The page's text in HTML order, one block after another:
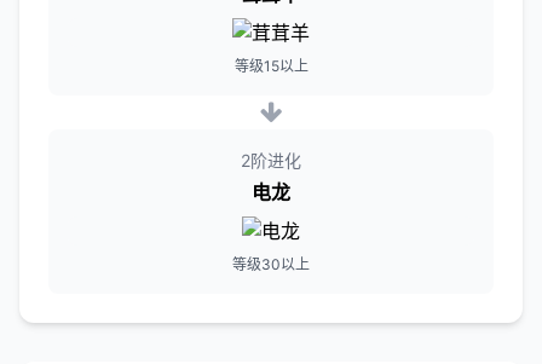
等级15以上
2阶进化
电龙
等级30以上